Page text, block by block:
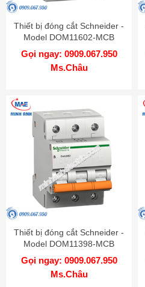
Thiết bị đóng cắt Schneider -
Model DOM11602-MCB
Gọi ngay: 0909.067.950
Ms.Châu
Thiết bị đóng cắt Schneider -
Model DOM11398-MCB
Gọi ngay: 0909.067.950
Ms.Châu